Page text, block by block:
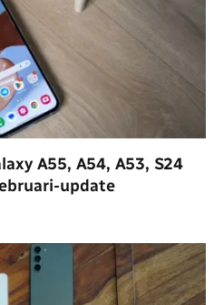
A55, A54, A53, S24
update